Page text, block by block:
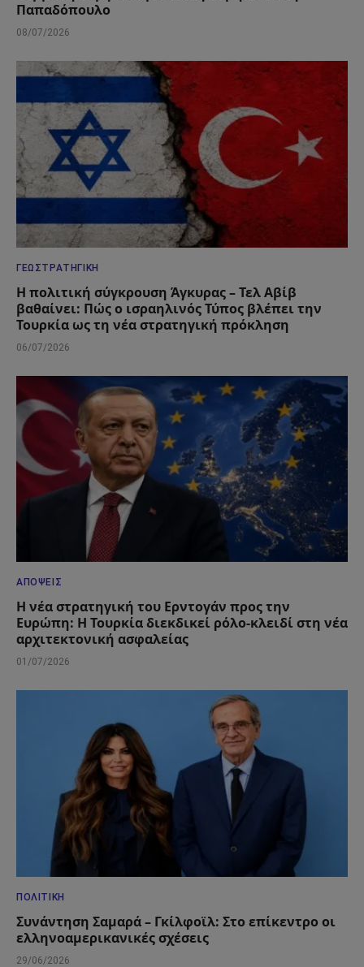
Παπαδόπουλο
08/07/2026
ΓΕΩΣΤΡΑΤΗΓΙΚΉ
Η πολιτική σύγκρουση Άγκυρας – Τελ Αβίβ
βαθαίνει: Πώς ο ισραηλινός Τύπος βλέπει την
Τουρκία ως τη νέα στρατηγική πρόκληση
06/07/2026
ΑΠΌΨΕΙΣ
Η νέα στρατηγική του Ερντογάν προς την
Ευρώπη: Η Τουρκία διεκδικεί ρόλο-κλειδί στη νέα
αρχιτεκτονική ασφαλείας
01/07/2026
ΠΟΛΙΤΙΚΉ
Συνάντηση Σαμαρά – Γκίλφοϊλ: Στο επίκεντρο οι
ελληνοαμερικανικές σχέσεις
29/06/2026